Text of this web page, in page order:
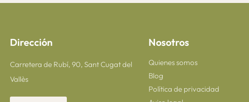
Dirección
Carretera de Rubí, 90, Sant Cugat del
Vallès
Nosotros
Quienes somos
Blog
Política de privacidad